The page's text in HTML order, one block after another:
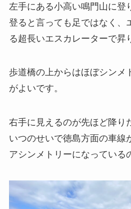
左手にある小高い鳴門山に登
登ると言っても足ではなく、
る超長いエスカレーターで昇
歩道橋の上からはほぼシンメ
がよいです。
右手に見えるのが先ほど降り
いつのせいで徳島方面の車線
アシンメトリーになっている